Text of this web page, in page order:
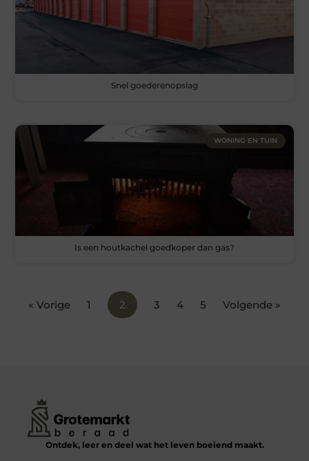
Snel goederenopslag
WONING EN TUIN
Is een houtkachel goedkoper dan gas?
« Vorige 1 2 3 4 5 Volgende »
Ontdek, leer en deel wat het leven boeiend maakt.